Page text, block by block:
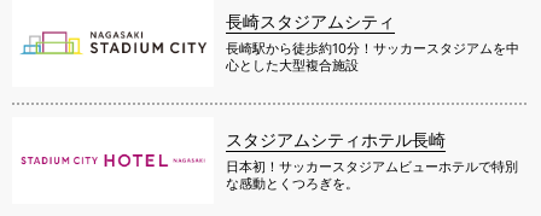
長崎スタジアムシティ
長崎駅から徒歩約10分！サッカースタジアムを中
心とした大型複合施設
スタジアムシティホテル長崎
日本初！サッカースタジアムビューホテルで特別
な感動とくつろぎを。